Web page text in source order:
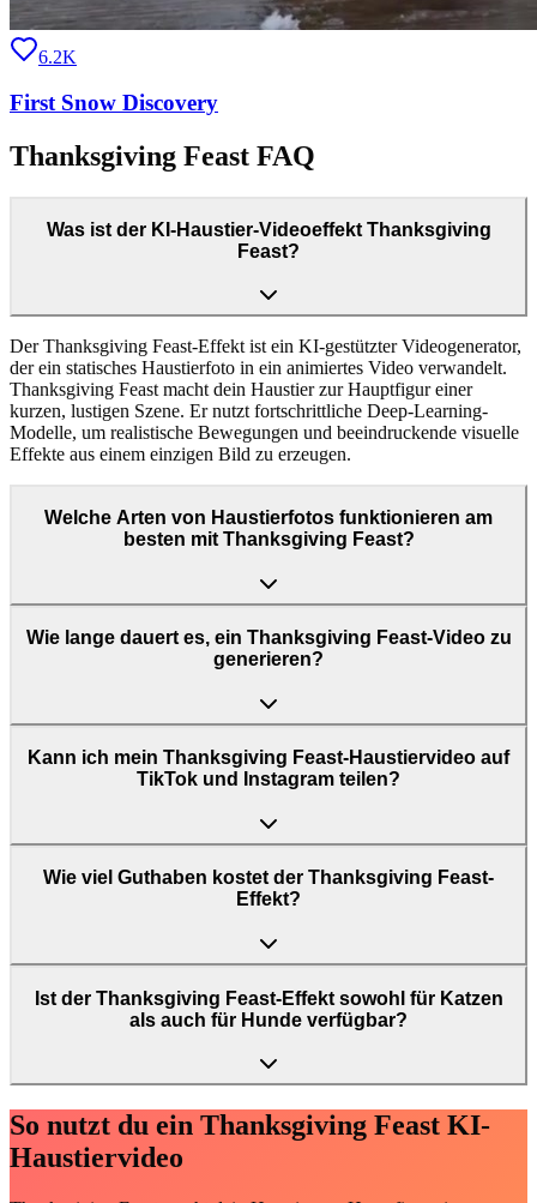
6.2K
First Snow Discovery
Thanksgiving Feast FAQ
Was ist der KI-Haustier-Videoeffekt Thanksgiving
Feast?
Der Thanksgiving Feast-Effekt ist ein KI-gestützter Videogenerator,
der ein statisches Haustierfoto in ein animiertes Video verwandelt.
Thanksgiving Feast macht dein Haustier zur Hauptfigur einer
kurzen, lustigen Szene. Er nutzt fortschrittliche Deep-Learning-
Modelle, um realistische Bewegungen und beeindruckende visuelle
Effekte aus einem einzigen Bild zu erzeugen.
Welche Arten von Haustierfotos funktionieren am
besten mit Thanksgiving Feast?
Wie lange dauert es, ein Thanksgiving Feast-Video zu
generieren?
Kann ich mein Thanksgiving Feast-Haustiervideo auf
TikTok und Instagram teilen?
Wie viel Guthaben kostet der Thanksgiving Feast-
Effekt?
Ist der Thanksgiving Feast-Effekt sowohl für Katzen
als auch für Hunde verfügbar?
So nutzt du ein Thanksgiving Feast KI-
Haustiervideo